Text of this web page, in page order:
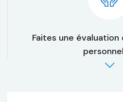
Faites une